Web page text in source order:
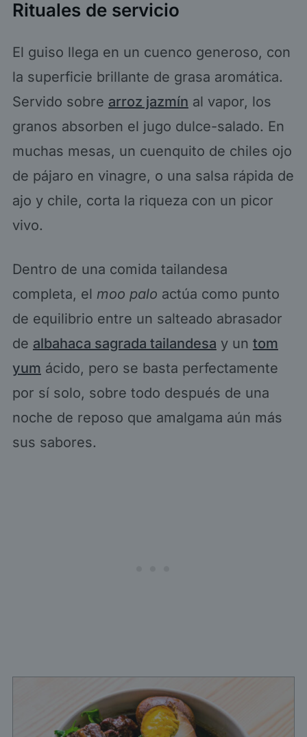
Rituales de servicio
El guiso llega en un cuenco generoso, con
la superficie brillante de grasa aromática.
Servido sobre arroz jazmín al vapor, los
granos absorben el jugo dulce-salado. En
muchas mesas, un cuenquito de chiles ojo
de pájaro en vinagre, o una salsa rápida de
ajo y chile, corta la riqueza con un picor
vivo.
Dentro de una comida tailandesa
completa, el moo palo actúa como punto
de equilibrio entre un salteado abrasador
de albahaca sagrada tailandesa y un tom
yum ácido, pero se basta perfectamente
por sí solo, sobre todo después de una
noche de reposo que amalgama aún más
sus sabores.